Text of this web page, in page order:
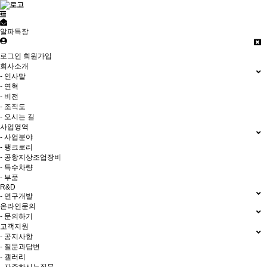
알파특장
로그인 회원가입
회사소개
- 인사말
- 연혁
- 비전
- 조직도
- 오시는 길
사업영역
- 사업분야
- 탱크로리
- 공항지상조업장비
- 특수차량
- 부품
R&D
- 연구개발
온라인문의
- 문의하기
고객지원
- 공지사항
- 질문과답변
- 갤러리